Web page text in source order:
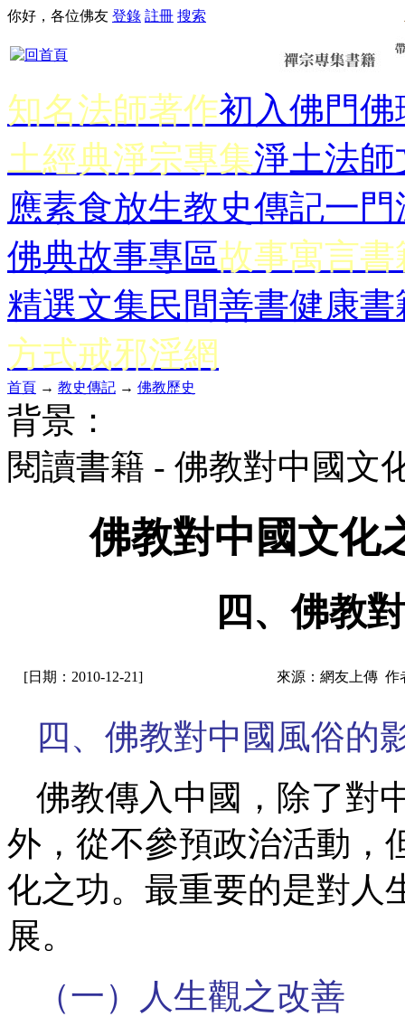
你好，各位佛友 登錄 註冊 搜索
知名法師著作初入佛門佛
土經典淨宗專集淨土法師
應素食放生教史傳記一門
佛典故事專區故事寓言書
精選文集民間善書健康書
方式戒邪淫網
首頁 → 教史傳記 → 佛教歷史
背景：
閱讀書籍 - 佛教對中國
佛教對中國文
四、佛教
[日期：2010-12-21] 來源：網友上傳 作
四、佛教對中國風俗的
佛教傳入中國，除了對
外，從不參預政治活動，
化之功。最重要的是對人
展。
（一）人生觀之改善